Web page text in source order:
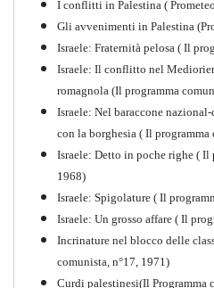
Storia della Sinistra
Comunista V
I conflitti in Palestina (
Gli avvenimenti in Palestina
Israele: Fraternità pelosa ( Il
Israele: Il conflitto nel
romagnola (Il programma
Israele: Nel baraccone
con la borghesia ( Il programma
Israele: Detto in poche righe ( Il
1968)
Israele: Spigolature ( Il
Israele: Un grosso affare ( Il
Incrinature nel blocco delle
comunista, n°17, 1971)
Curdi palestinesi(Il Programma